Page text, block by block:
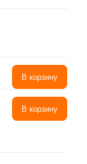
В корзину
В корзину